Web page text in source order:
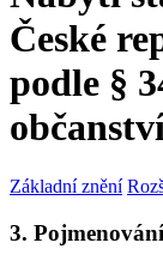
České
podle §
Základní znění
3.